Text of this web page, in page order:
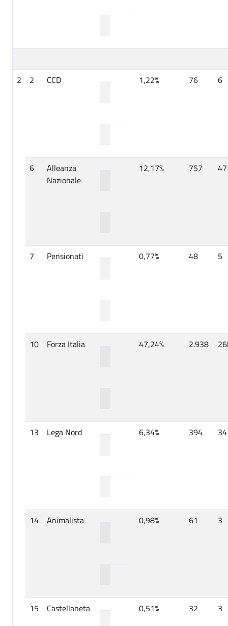
2 2 CCD 1,22% 76 6
6
Alleanza
Nazionale
12,17% 757 47
7 Pensionati 0,77% 48 5
10 Forza Italia 47,24% 2.938
13 Lega Nord 6,34% 394 34
14 Animalista 0,98% 61 3
15 Castellaneta 0,51% 32 3